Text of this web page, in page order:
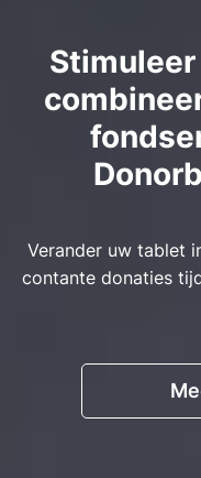
Verander uw tablet
contante donaties